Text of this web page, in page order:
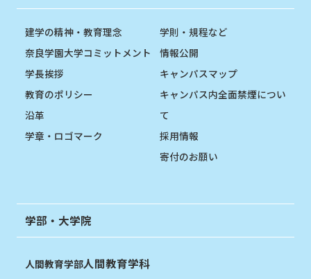
建学の精神・教育理念
奈良学園大学コミットメント
学長挨拶
教育のポリシー
沿革
学章・ロゴマーク
学則・規程など
情報公開
キャンパスマップ
キャンパス内全面禁煙につい
て
採用情報
寄付のお願い
学部・大学院
人間教育学部人間教育学科